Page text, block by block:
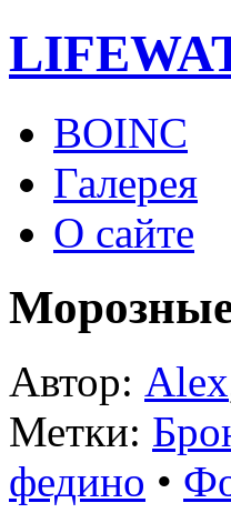
LIFE
BOINC
Галерея
О сайте
Автор: Alex
Метки:
федино •